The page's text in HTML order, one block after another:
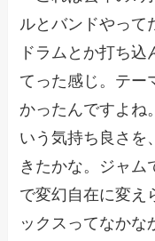
ルとバンドやって
ドラムとか打ち
てった感じ。テー
かったんですよね
いう気持ち良さを
きたかな。ジャム
で変幻自在に変え
ックスってなかな